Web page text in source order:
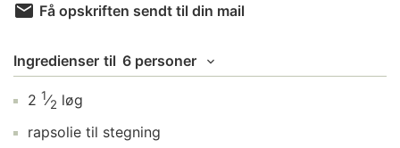
Få opskriften sendt til din mail
Ingredienser til 6 personer
2 1⁄2 løg
rapsolie til stegning